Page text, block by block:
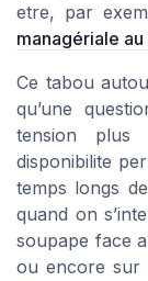
etre, par
managériale
Ce tabou
qu’une
tension
disponibilite
temps longs
quand on
soupape face a
ou encore sur